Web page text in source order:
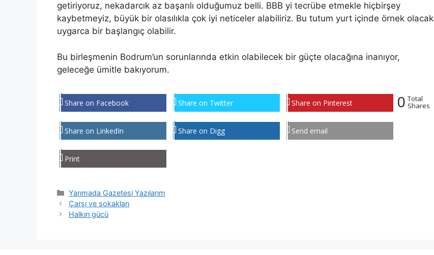
getiriyoruz, nekadarcık az başarılı olduğumuz belli. BBB yi tecrübe etmekle hiçbirşey
kaybetmeyiz, büyük bir olasılıkla çok iyi neticeler alabiliriz. Bu tutum yurt içinde örnek olacak
uygarca bir başlangıç olabilir.
Bu birleşmenin Bodrum’un sorunlarında etkin olabilecek bir güçte olacağına inanıyor,
geleceğe ümitle bakıyorum.
Share on Facebook Share on Twitter Share on Pinterest
Share on LinkedIn Share on Digg Send email
Print
0 Total
Shares
Kategoriler
Yarımada Gazetesi Yazılarım
Çarşı ve sokakları
Halkın gücü